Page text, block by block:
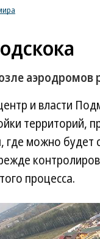
аэродромов
и власти
территорий,
где можно будет
процесса.